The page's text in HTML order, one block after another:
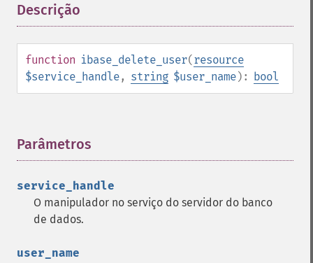
Descrição
function ibase_delete_user(resource
$service_handle, string $user_name): bool
Parâmetros
service_handle
O manipulador no serviço do servidor do banco
de dados.
user_name